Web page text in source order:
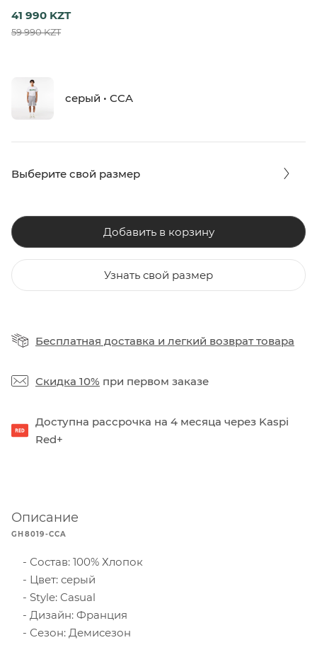
41 990 KZT
59 990 KZT
серый • CCA
Выберите свой размер
Добавить в корзину
Узнать свой размер
Бесплатная доставка и легкий возврат товара
Скидка 10% при первом заказе
Доступна рассрочка на 4 месяца через Kaspi
Red+
Описание
GH8019-CCA
Состав: 100% Хлопок
Цвет: серый
Style: Casual
Дизайн: Франция
Сезон: Демисезон